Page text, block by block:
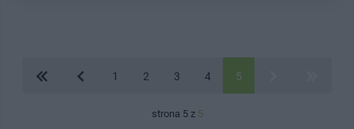
1 2 3 4 5
strona 5 z 5